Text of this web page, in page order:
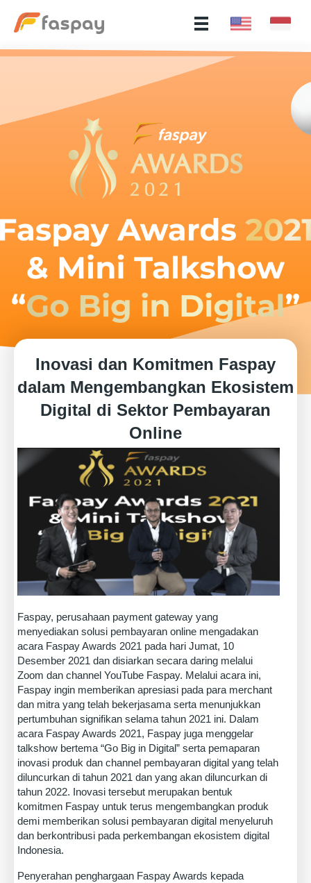
Inovasi dan Komitmen Faspay
dalam Mengembangkan Ekosistem
Digital di Sektor Pembayaran
Online
Faspay, perusahaan payment gateway yang
menyediakan solusi pembayaran online mengadakan
acara Faspay Awards 2021 pada hari Jumat, 10
Desember 2021 dan disiarkan secara daring melalui
Zoom dan channel YouTube Faspay. Melalui acara ini,
Faspay ingin memberikan apresiasi pada para merchant
dan mitra yang telah bekerjasama serta menunjukkan
pertumbuhan signifikan selama tahun 2021 ini. Dalam
acara Faspay Awards 2021, Faspay juga menggelar
talkshow bertema “Go Big in Digital” serta pemaparan
inovasi produk dan channel pembayaran digital yang telah
diluncurkan di tahun 2021 dan yang akan diluncurkan di
tahun 2022. Inovasi tersebut merupakan bentuk
komitmen Faspay untuk terus mengembangkan produk
demi memberikan solusi pembayaran digital menyeluruh
dan berkontribusi pada perkembangan ekosistem digital
Indonesia.
Penyerahan penghargaan Faspay Awards kepada